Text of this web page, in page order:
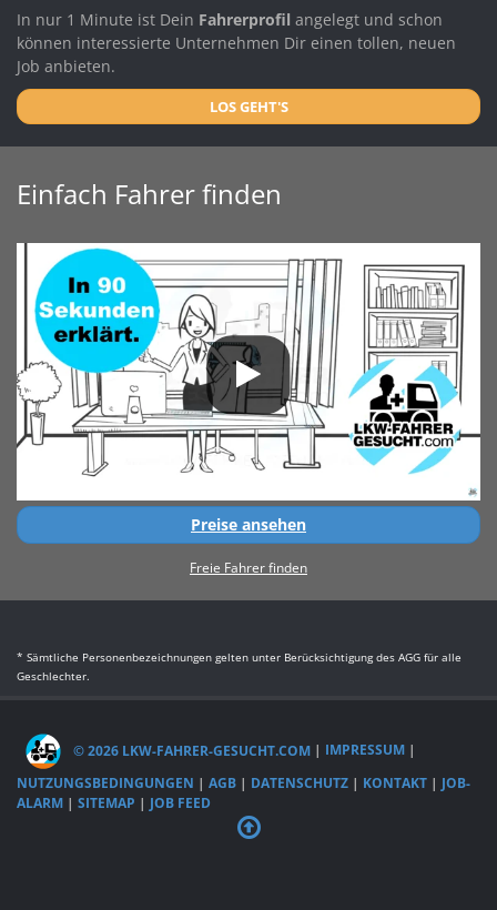
In nur 1 Minute ist Dein Fahrerprofil angelegt und schon
können interessierte Unternehmen Dir einen tollen, neuen
Job anbieten.
LOS GEHT'S
Einfach Fahrer finden
Preise ansehen
Freie Fahrer finden
* Sämtliche Personenbezeichnungen gelten unter Berücksichtigung des AGG für alle
Geschlechter.
© 2026 LKW-FAHRER-GESUCHT.COM | IMPRESSUM |
NUTZUNGSBEDINGUNGEN | AGB | DATENSCHUTZ | KONTAKT | JOB-
ALARM | SITEMAP | JOB FEED